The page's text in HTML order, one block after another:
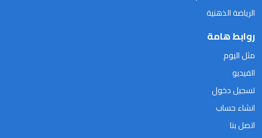
الرياضة الذهنية
روابط هامة
مثل اليوم
الفيديو
تسجيل دخول
انشاء حساب
اتصل بنا